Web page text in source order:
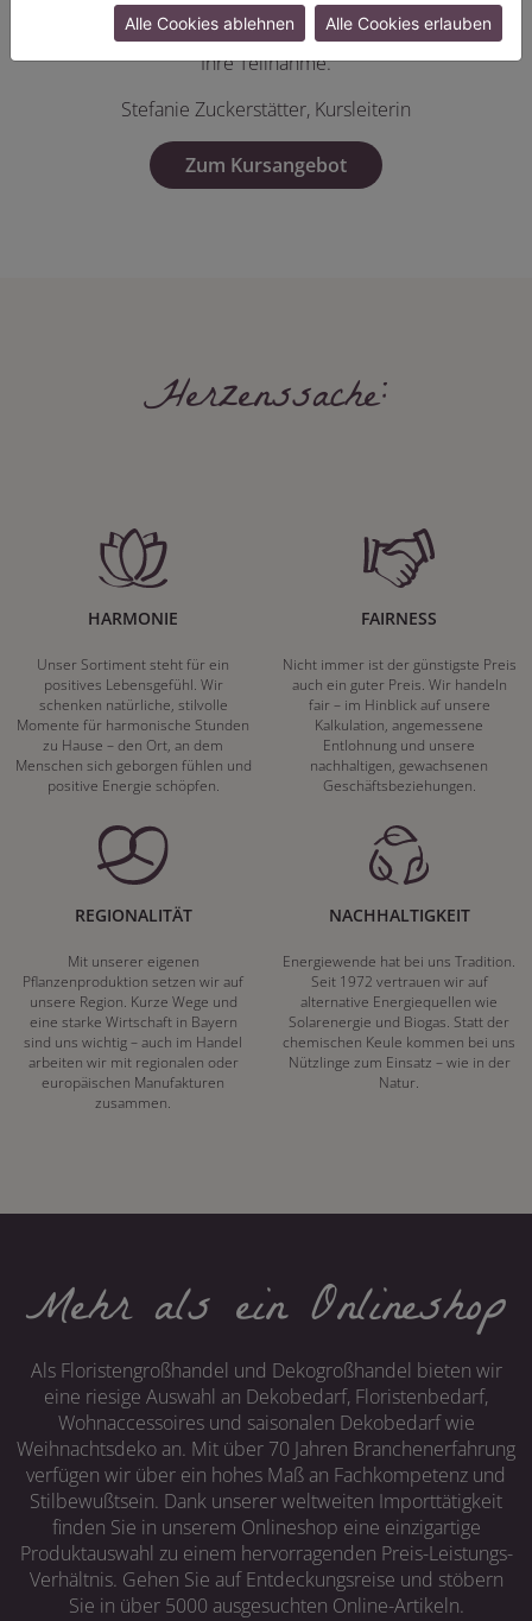
Kurse genau das Richtige! Stöbern Sie doch mal durch
unser Kursprogramm. Unsere Kursleiterin freut sich über
Ihre Teilnahme.
Stefanie Zuckerstätter, Kursleiterin
Zum Kursangebot
Herzenssache:
HARMONIE
Unser Sortiment steht für ein
positives Lebensgefühl. Wir
schenken natürliche, stilvolle
Momente für harmonische Stunden
zu Hause – den Ort, an dem
Menschen sich geborgen fühlen und
positive Energie schöpfen.
FAIRNESS
Nicht immer ist der günstigste Preis
auch ein guter Preis. Wir handeln
fair – im Hinblick auf unsere
Kalkulation, angemessene
Entlohnung und unsere
nachhaltigen, gewachsenen
Geschäftsbeziehungen.
REGIONALITÄT
Mit unserer eigenen
Pflanzenproduktion setzen wir auf
unsere Region. Kurze Wege und
eine starke Wirtschaft in Bayern
sind uns wichtig – auch im Handel
arbeiten wir mit regionalen oder
europäischen Manufakturen
zusammen.
NACHHALTIGKEIT
Energiewende hat bei uns Tradition.
Seit 1972 vertrauen wir auf
alternative Energiequellen wie
Solarenergie und Biogas. Statt der
chemischen Keule kommen bei uns
Nützlinge zum Einsatz – wie in der
Natur.
Mehr als ein Onlineshop
Als Floristengroßhandel und Dekogroßhandel bieten wir
eine riesige Auswahl an Dekobedarf, Floristenbedarf,
Wohnaccessoires und saisonalen Dekobedarf wie
Weihnachtsdeko an. Mit über 70 Jahren Branchenerfahrung
verfügen wir über ein hohes Maß an Fachkompetenz und
Stilbewußtsein. Dank unserer weltweiten Importtätigkeit
finden Sie in unserem Onlineshop eine einzigartige
Produktauswahl zu einem hervorragenden Preis-Leistungs-
Verhältnis. Gehen Sie auf Entdeckungsreise und stöbern
Sie in über 5000 ausgesuchten Online-Artikeln.
Alle Cookies ablehnen Alle Cookies erlauben